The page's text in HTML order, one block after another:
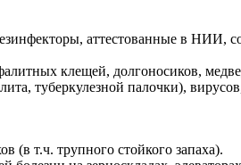
аттестованные в НИИ,
клещей, долгоносиков,
туберкулезной палочки),
(в т.ч. трупного стойкого запаха).